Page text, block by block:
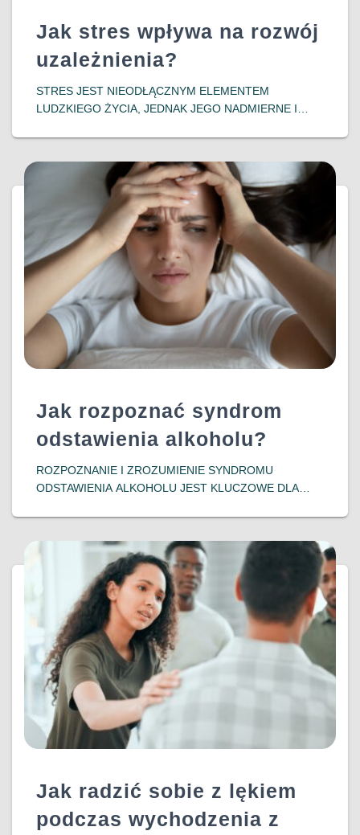
Jak stres wpływa na rozwój
uzależnienia?
​STRES JEST NIEODŁĄCZNYM ELEMENTEM
LUDZKIEGO ŻYCIA, JEDNAK JEGO NADMIERNE I
W TYM DO ROZWOJU UZALEŻNIEŃ. WSPÓŁCZESNE
BADANIA WSKAZUJĄ NA SILNY ZWIĄZEK MIĘDZY
DOŚWIADCZENIEM STRESU A PODATNOŚCIĄ NA
DOWIEDZ SIĘ WIĘCEJ…
Jak rozpoznać syndrom
odstawienia alkoholu?
ROZPOZNANIE I ZROZUMIENIE SYNDROMU
ODSTAWIENIA ALKOHOLU JEST KLUCZOWE DLA
ODPOWIEDNIE WSPARCIE MOGĄ ZNACZĄCO
POPRAWIĆ ROKOWANIA I JAKOŚĆ ŻYCIA
PACJENTÓW, POMAGAJĄC IM W POWROCIE DO
DOWIEDZ SIĘ WIĘCEJ…
Jak radzić sobie z lękiem
podczas wychodzenia z